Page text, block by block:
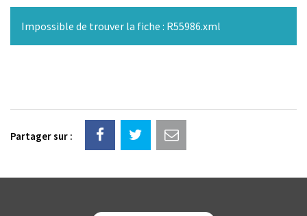
Impossible de trouver la fiche : R55986.xml
Partager sur :